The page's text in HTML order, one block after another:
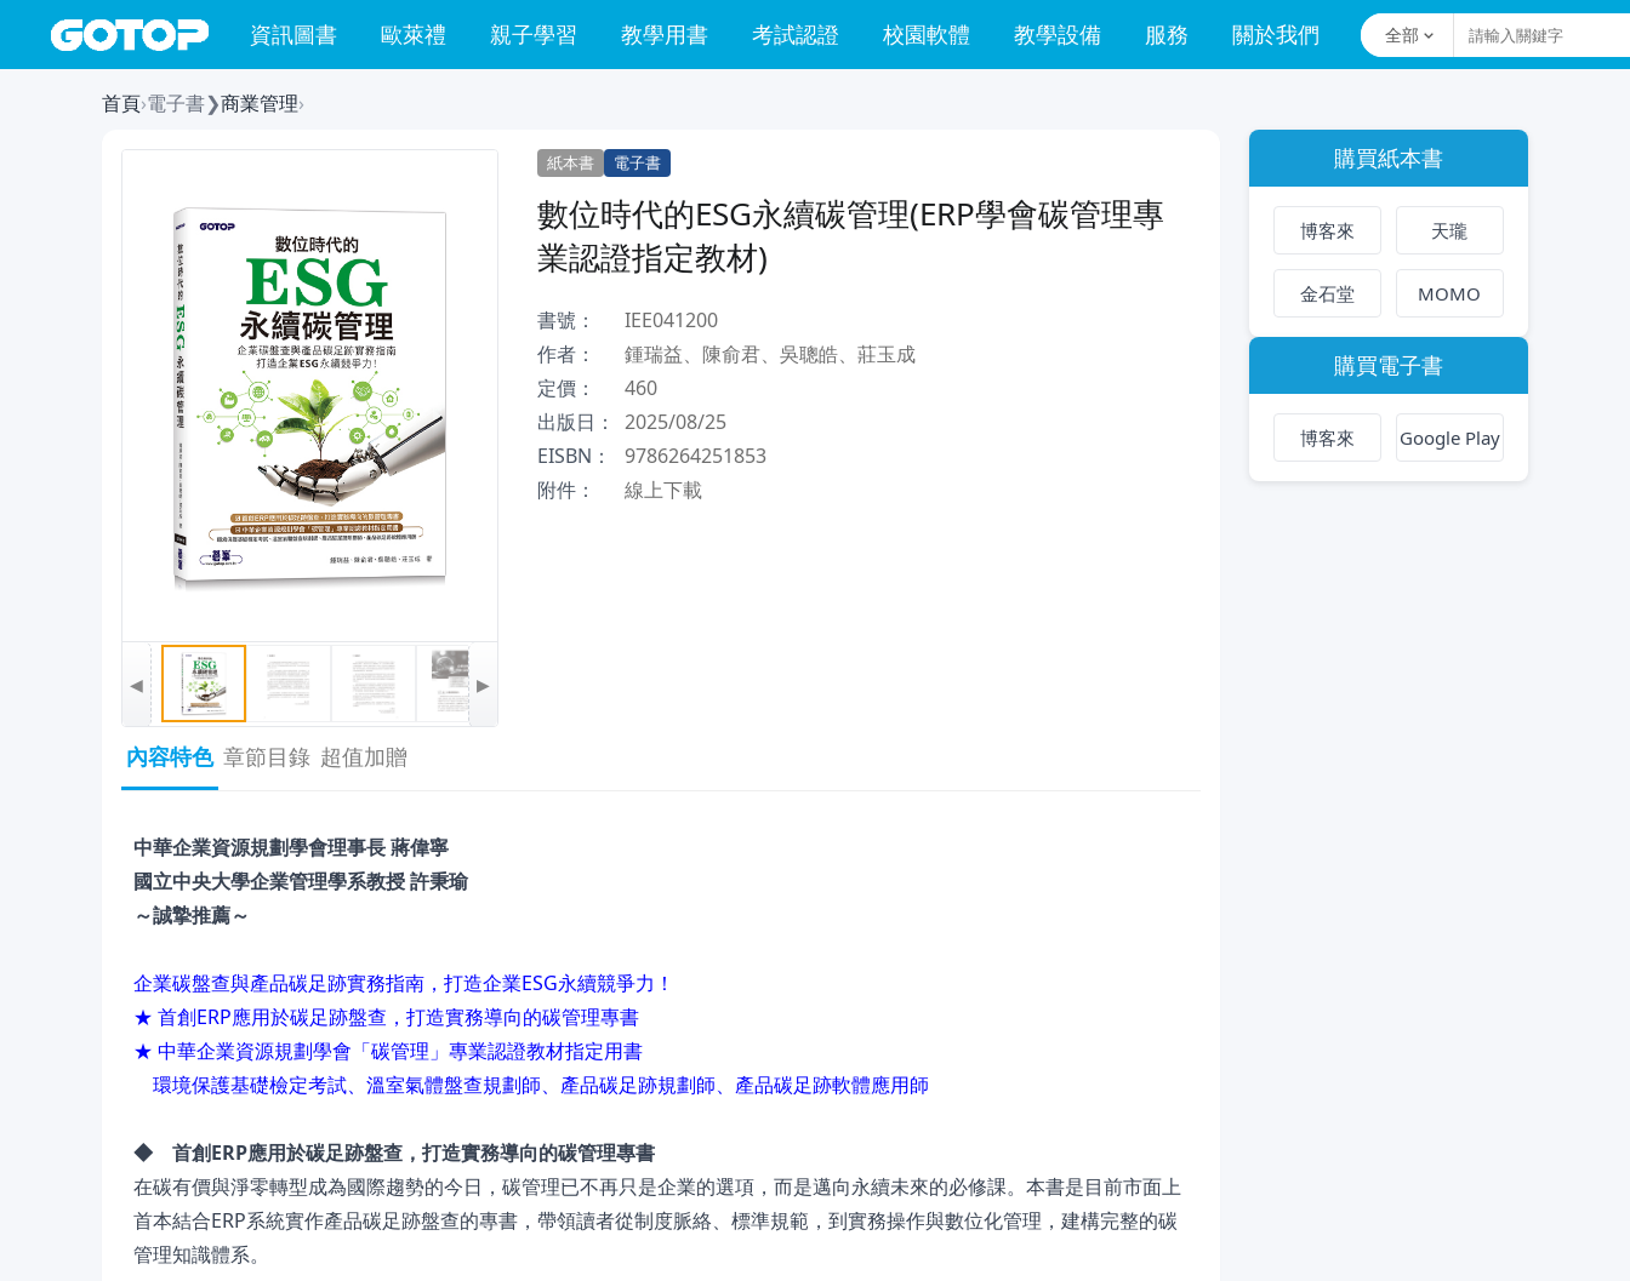
資訊圖書 歐萊禮 親子學習 教學用書 考試認證 校園軟體 教學設備 服務 關於我們 全部
首頁›電子書❯商業管理›
◀ ▶
紙本書 電子書
數位時代的ESG永續碳管理(ERP學會碳管理專
業認證指定教材)
書號：
IEE041200
作者：
鍾瑞益、陳俞君、吳聰皓、莊玉成
定價：
460
出版日：
2025/08/25
EISBN：
9786264251853
附件：
線上下載
內容特色 章節目錄 超值加贈
中華企業資源規劃學會理事長 蔣偉寧
國立中央大學企業管理學系教授 許秉瑜
～誠摯推薦～
企業碳盤查與產品碳足跡實務指南，打造企業ESG永續競爭力！
★ 首創ERP應用於碳足跡盤查，打造實務導向的碳管理專書
★ 中華企業資源規劃學會「碳管理」專業認證教材指定用書
環境保護基礎檢定考試、溫室氣體盤查規劃師、產品碳足跡規劃師、產品碳足跡軟體應用師
◆ 首創ERP應用於碳足跡盤查，打造實務導向的碳管理專書
在碳有價與淨零轉型成為國際趨勢的今日，碳管理已不再只是企業的選項，而是邁向永續未來的必修課。本書是目前市面上
首本結合ERP系統實作產品碳足跡盤查的專書，帶領讀者從制度脈絡、標準規範，到實務操作與數位化管理，建構完整的碳
管理知識體系。
購買紙本書
博客來 天瓏
金石堂 MOMO
購買電子書
博客來 Google Play